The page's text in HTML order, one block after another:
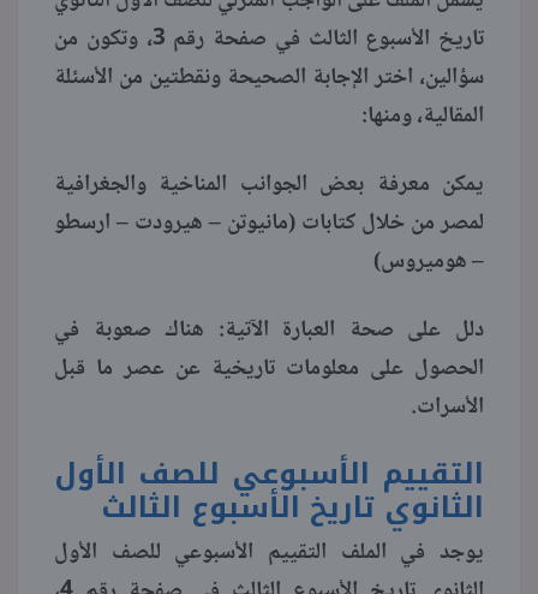
تاريخ الأسبوع الثالث في صفحة رقم 3، وتكون من
سؤالين، اختر الإجابة الصحيحة ونقطتين من الأسئلة
المقالية، ومنها:
يمكن معرفة بعض الجوانب المناخية والجغرافية
لمصر من خلال كتابات (مانيوتن – هيرودت – ارسطو
– هوميروس)
دلل على صحة العبارة الآتية: هناك صعوبة في
الحصول على معلومات تاريخية عن عصر ما قبل
الأسرات.
التقييم الأسبوعي للصف الأول
الثانوي تاريخ الأسبوع الثالث
يوجد في الملف التقييم الأسبوعي للصف الأول